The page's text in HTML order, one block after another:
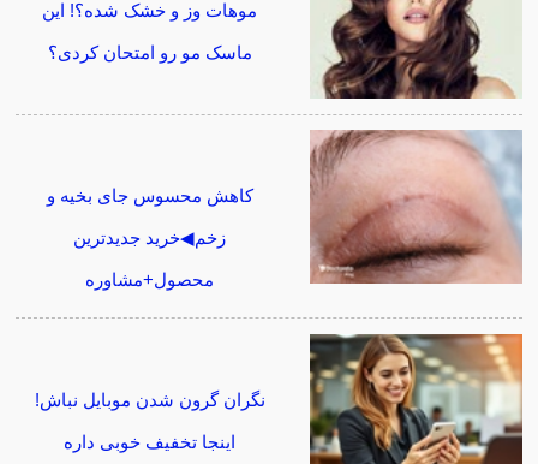
موهات وز و خشک شده؟! این
ماسک مو رو امتحان کردی؟
کاهش محسوس جای بخیه و
زخم◀خرید جدیدترین
محصول+مشاوره
نگران گرون شدن موبایل نباش!
اینجا تخفیف خوبی داره